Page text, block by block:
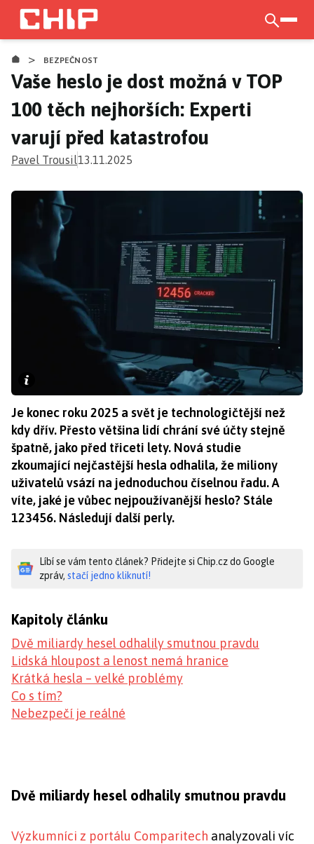
CHIP.CZ
Přejít
hlavnímu
obsahu
> BEZPEČNOST
Vaše heslo je dost možná v TOP
100 těch nejhorších: Experti
varují před katastrofou
Pavel Trousil13.11.2025
Je konec roku 2025 a svět je technologičtější než
kdy dřív. Přesto většina lidí chrání své účty stejně
špatně, jako před třiceti lety. Nová studie
zkoumající nejčastější hesla odhalila, že miliony
uživatelů vsází na jednoduchou číselnou řadu. A
víte, jaké je vůbec nejpoužívanější heslo? Stále
123456. Následují další perly.
Líbí se vám tento článek? Přidejte si Chip.cz do Google
zpráv, stačí jedno kliknutí!
Kapitoly článku
Dvě miliardy hesel odhalily smutnou pravdu
Lidská hloupost a lenost nemá hranice
Krátká hesla – velké problémy
Co s tím?
Nebezpečí je reálné
Dvě miliardy hesel odhalily smutnou pravdu
Výzkumníci z portálu Comparitech analyzovali víc